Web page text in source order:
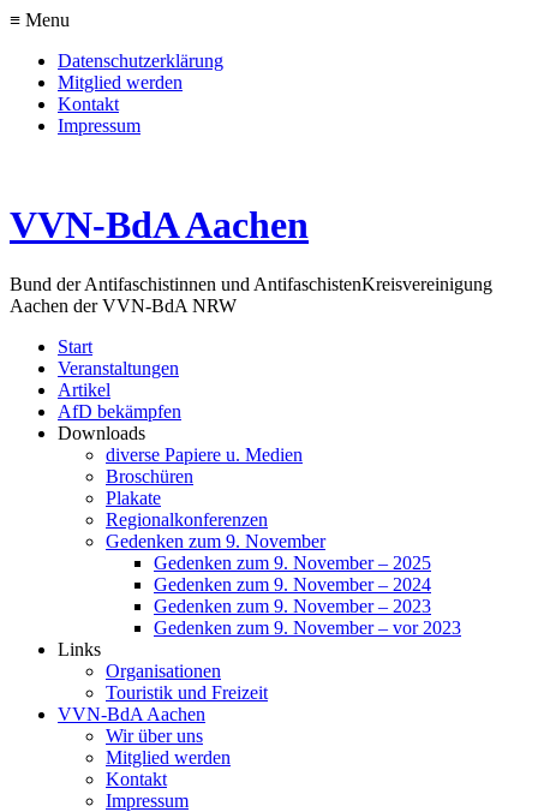
≡ Menu
Datenschutzerklärung
Mitglied werden
Kontakt
Impressum
VVN-BdA Aachen
Bund der Antifaschistinnen und AntifaschistenKreisvereinigung
Aachen der VVN-BdA NRW
Start
Veranstaltungen
Artikel
AfD bekämpfen
Downloads
diverse Papiere u. Medien
Broschüren
Plakate
Regionalkonferenzen
Gedenken zum 9. November
Gedenken zum 9. November – 2025
Gedenken zum 9. November – 2024
Gedenken zum 9. November – 2023
Gedenken zum 9. November – vor 2023
Links
Organisationen
Touristik und Freizeit
VVN-BdA Aachen
Wir über uns
Mitglied werden
Kontakt
Impressum